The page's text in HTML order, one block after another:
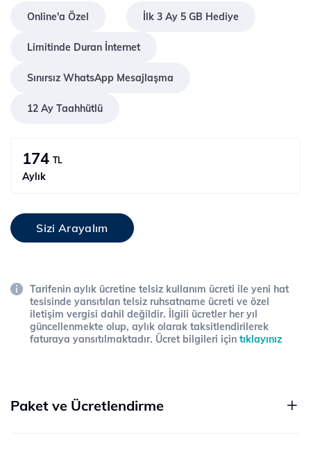
Online'a Özel İlk 3 Ay 5 GB Hediye
Limitinde Duran İnternet
Sınırsız WhatsApp Mesajlaşma
12 Ay Taahhütlü
174 TL
Aylık
Sizi Arayalım
Tarifenin aylık ücretine telsiz kullanım ücreti ile yeni hat
tesisinde yansıtılan telsiz ruhsatname ücreti ve özel
iletişim vergisi dahil değildir. İlgili ücretler her yıl
güncellenmekte olup, aylık olarak taksitlendirilerek
faturaya yansıtılmaktadır. Ücret bilgileri için tıklayınız
Paket ve Ücretlendirme